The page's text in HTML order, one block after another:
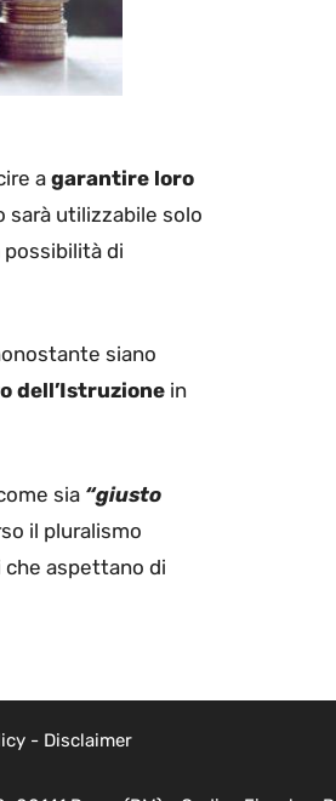
a garantire loro
sarà utilizzabile solo
possibilità di
siano
dell’Istruzione in
sia “giusto
il pluralismo
che aspettano di
- Disclaimer